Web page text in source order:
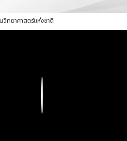
ทยาศาสตร์แห่งชาติ